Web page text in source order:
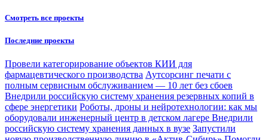
Смотреть все проекты
Последние проекты
Провели категорирование объектов КИИ для
фармацевтического производства Аутсорсинг печати с
полным сервисным обслуживанием — 10 лет без сбоев
Внедрили российскую систему хранения резервных копий в
сфере энергетики Роботы, дроны и нейротехнологии: как мы
оборудовали инженерный центр в детском лагере Внедрили
российскую систему хранения данных в вузе Запустили